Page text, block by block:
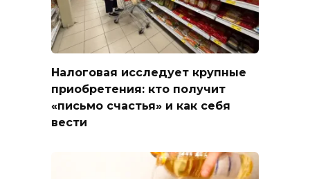
Налоговая исследует крупные
приобретения: кто получит
«письмо счастья» и как себя
вести